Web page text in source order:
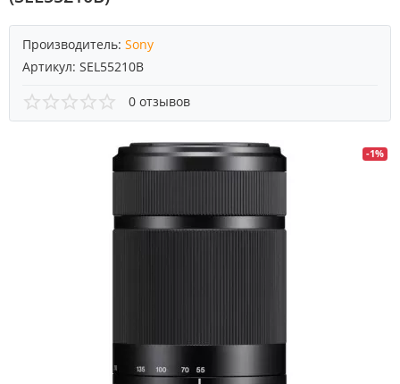
Производитель: Sony
Артикул: SEL55210B
0 отзывов
-1%